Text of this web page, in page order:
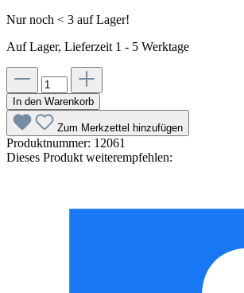
Nur noch < 3 auf Lager!
Auf Lager, Lieferzeit 1 - 5 Werktage
In den Warenkorb
Zum Merkzettel hinzufügen
Produktnummer: 12061
Dieses Produkt weiterempfehlen: